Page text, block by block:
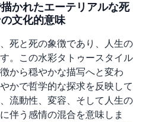
かれたエーテリアルな死
文化的意味
死と死の象徴であり、人生の
。この水彩タトゥースタイル
から穏やかな描写へと変わ
かで哲学的な探求を反映して
流動性、変容、そして人生の
伴う感情の混合を意味しま